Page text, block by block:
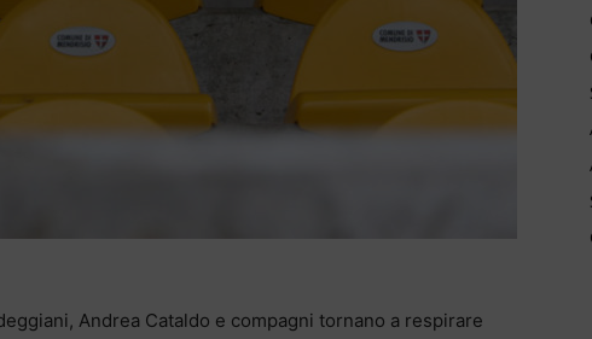
Andrea Cataldo e compagni tornano a respirare